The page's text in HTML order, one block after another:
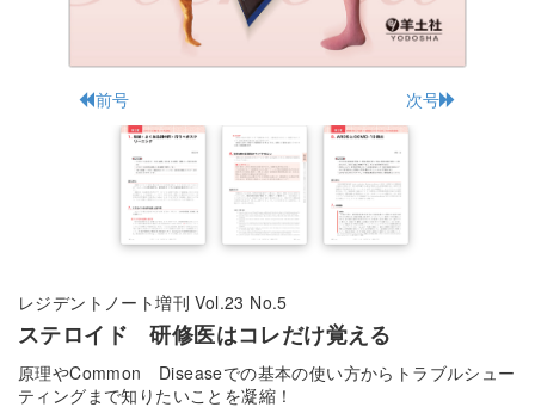
前号 次号
レジデントノート増刊 Vol.23 No.5
ステロイド 研修医はコレだけ覚える
原理やCommon Diseaseでの基本の使い方からトラブルシュー
ティングまで知りたいことを凝縮！